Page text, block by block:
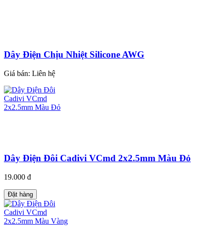
Dây Điện Chịu Nhiệt Silicone AWG
Giá bán: Liên hệ
Dây Điện Đôi Cadivi VCmd 2x2.5mm Màu Đỏ
19.000 đ
Đặt hàng